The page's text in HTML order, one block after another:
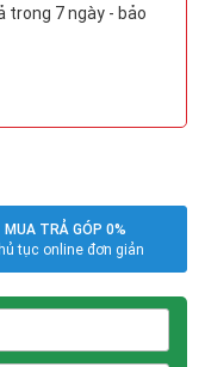
trong 7 ngày - bảo
MUA TRẢ GÓP 0%
tục online đơn giản